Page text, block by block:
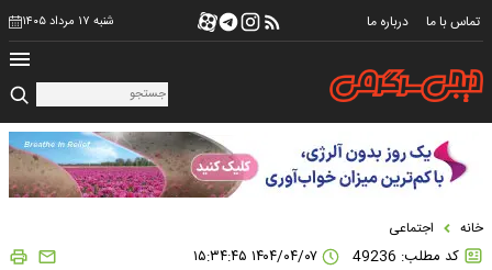
تماس با ما درباره ما شنبه ۱۷ مرداد ۱۴۰۵
خانه اجتماعی
کد مطلب: 49236